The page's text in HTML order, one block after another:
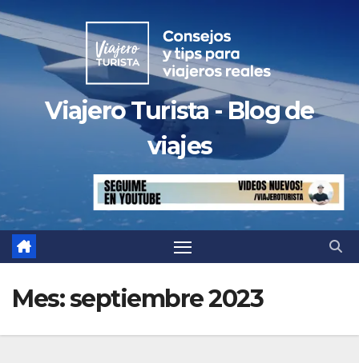
Saltar
al
contenido
Viajero Turista - Blog de
viajes
Mes:septiembre 2023